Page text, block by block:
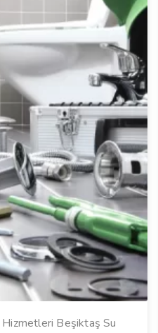
Hizmetleri Beşiktaş Su